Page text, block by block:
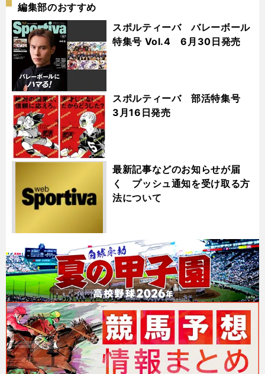
編集部のおすすめ
スポルティーバ バレーボール
特集号 Vol.4 6月30日発売
スポルティーバ 部活特集号
3月16日発売
最新記事などのお知らせが届
く プッシュ通知を受け取る方
法について